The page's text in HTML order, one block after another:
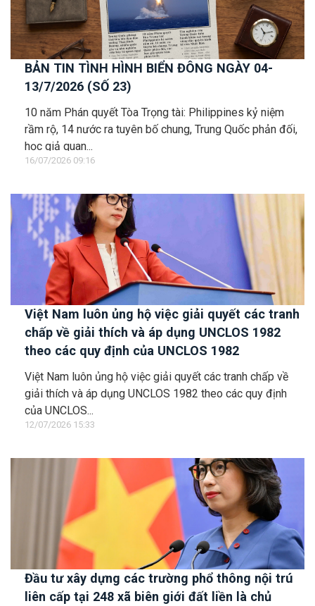
BẢN TIN TÌNH HÌNH BIỂN ĐÔNG NGÀY 04-
13/7/2026 (SỐ 23)
10 năm Phán quyết Tòa Trọng tài: Philippines kỷ niệm
rầm rộ, 14 nước ra tuyên bố chung, Trung Quốc phản đối,
học giả quan...
16/07/2026 09:16
Việt Nam luôn ủng hộ việc giải quyết các tranh
chấp về giải thích và áp dụng UNCLOS 1982
theo các quy định của UNCLOS 1982
Việt Nam luôn ủng hộ việc giải quyết các tranh chấp về
giải thích và áp dụng UNCLOS 1982 theo các quy định
của UNCLOS...
12/07/2026 15:33
Đầu tư xây dựng các trường phổ thông nội trú
liên cấp tại 248 xã biên giới đất liền là chủ